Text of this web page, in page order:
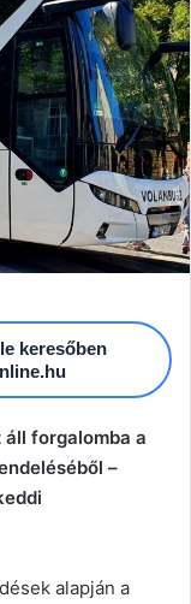
keresőben
forgalomba a
–
alapján a